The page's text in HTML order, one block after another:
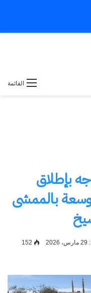
القائمة
بإطلاق
بالممشى
152